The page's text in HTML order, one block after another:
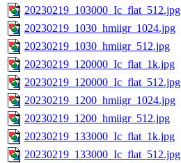
20230219_103000_Ic_flat_512.jpg
20230219_1030_hmiigr_1024.jpg
20230219_1030_hmiigr_512.jpg
20230219_120000_Ic_flat_1k.jpg
20230219_120000_Ic_flat_512.jpg
20230219_1200_hmiigr_1024.jpg
20230219_1200_hmiigr_512.jpg
20230219_133000_Ic_flat_1k.jpg
20230219_133000_Ic_flat_512.jpg